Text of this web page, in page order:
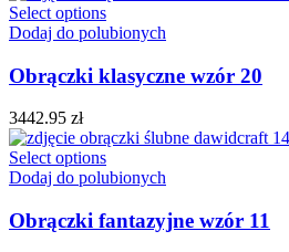
Select options
Dodaj do polubionych
Obrączki klasyczne wzór 20
3442.95 zł
Select options
Dodaj do polubionych
Obrączki fantazyjne wzór 11